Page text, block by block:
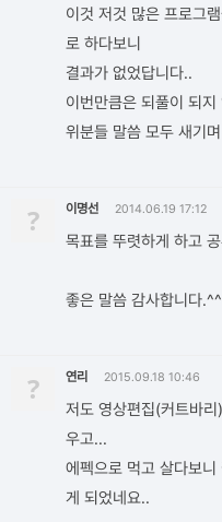
이것 저것 많은 프로그
로 하다보니
결과가 없었답니다..
이번만큼은 되풀이 되
위분들 말씀 모두 새기
? 이명선 2014.06.19 17:12
목표를 뚜렷하게 하고
좋은 말씀 감사합니다.^^
? 연리 2015.09.18 10:46
저도 영상편집(커트바
우고...
에펙으로 먹고 살다보
게 되었네요..